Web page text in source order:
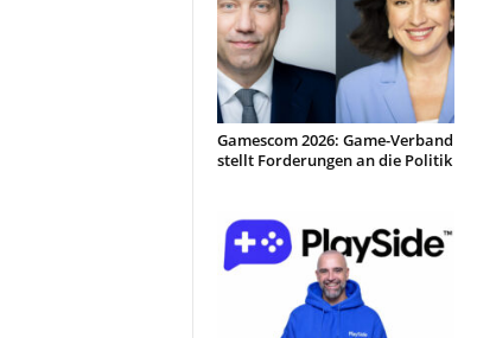
Gamescom 2026: Game-Verband
stellt Forderungen an die Politik